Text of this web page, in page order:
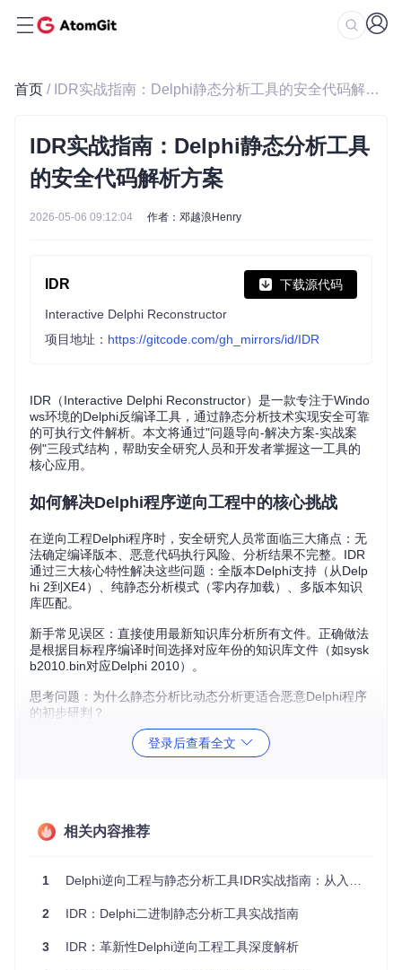
首页 / IDR实战指南：Delphi静态分析工具的安全代码解析方案
IDR实战指南：Delphi静态分析工具
的安全代码解析方案
2026-05-06 09:12:04 作者：邓越浪Henry
IDR 下载源代码
Interactive Delphi Reconstructor
项目地址： https://gitcode.com/gh_mirrors/id/IDR
IDR（Interactive Delphi Reconstructor）是一款专注于Windo
ws环境的Delphi反编译工具，通过静态分析技术实现安全可靠
的可执行文件解析。本文将通过"问题导向-解决方案-实战案
例"三段式结构，帮助安全研究人员和开发者掌握这一工具的
核心应用。
如何解决Delphi程序逆向工程中的核心挑战
在逆向工程Delphi程序时，安全研究人员常面临三大痛点：无
法确定编译版本、恶意代码执行风险、分析结果不完整。IDR
通过三大核心特性解决这些问题：全版本Delphi支持（从Delp
hi 2到XE4）、纯静态分析模式（零内存加载）、多版本知识
库匹配。
新手常见误区：直接使用最新知识库分析所有文件。正确做法
是根据目标程序编译时间选择对应年份的知识库文件（如sysk
b2010.bin对应Delphi 2010）。
思考问题：为什么静态分析比动态分析更适合恶意Delphi程序
的初步研判？
快速搭建IDR分析环境的技巧
git clone
反编译引擎：Decompiler.cpp
插件系统：Plugins/
登录后查看全文
相关内容推荐
1 Delphi逆向工程与静态分析工具IDR实战指南：从入门到精通
2 IDR：Delphi二进制静态分析工具实战指南
3 IDR：革新性Delphi逆向工程工具深度解析